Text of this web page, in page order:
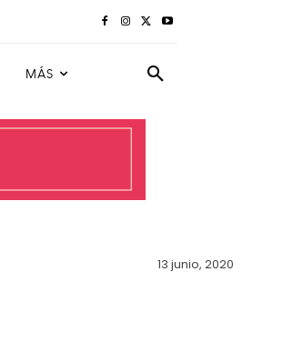
MÁS
13 junio, 2020